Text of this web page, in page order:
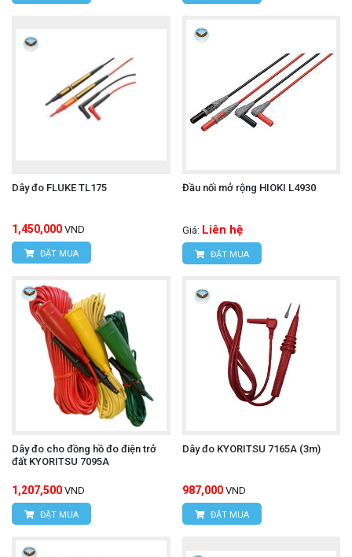
Dây đo FLUKE TL175
1,450,000 VND
ĐẶT MUA
Đầu nối mở rộng HIOKI L4930
Giá: Liên hệ
ĐẶT MUA
Dây đo cho đồng hồ đo điện trở
đất KYORITSU 7095A
1,207,500 VND
ĐẶT MUA
Dây đo KYORITSU 7165A (3m)
987,000 VND
ĐẶT MUA